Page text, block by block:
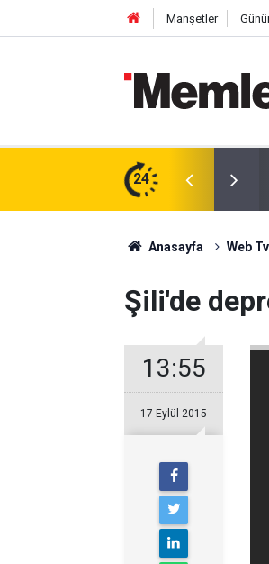
Manşetler
24
Anasayfa Web Tv
Şili'de
13:55
17 Eylül 2015